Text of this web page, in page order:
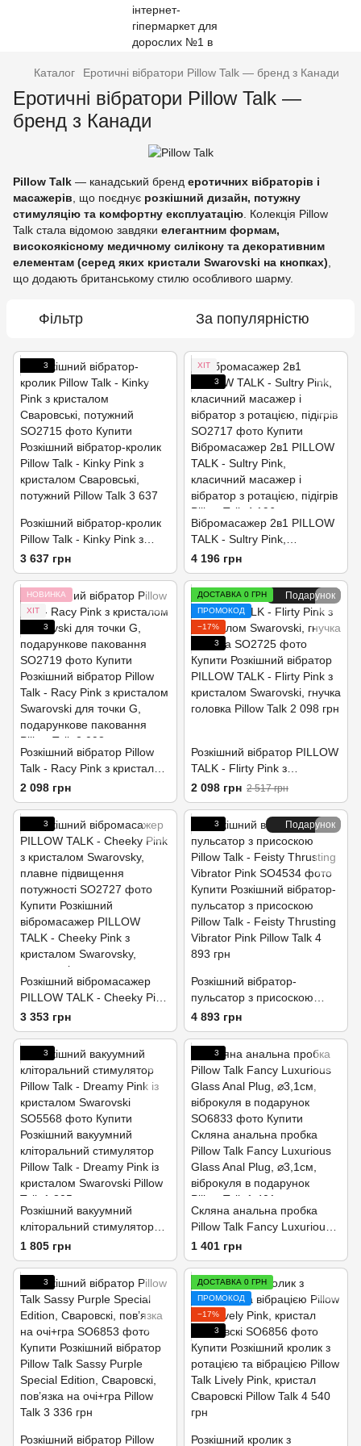
Каталог Еротичні вібратори Pillow Talk — бренд з Канади
Еротичні вібратори Pillow Talk —
бренд з Канади
Pillow Talk — канадський бренд еротичних вібраторів і
масажерів, що поєднує розкішний дизайн, потужну
стимуляцію та комфортну експлуатацію. Колекція Pillow
Talk стала відомою завдяки елегантним формам,
високоякісному медичному силікону та декоративним
елементам (серед яких кристали Swarovski на кнопках),
що додають британському стилю особливого шарму.
Фільтр За популярністю
3
Розкішний вібратор-кролик
Pillow Talk - Kinky Pink з
кристалом Сваровські,
потужний
3 637 грн
ХІТ
3
Вібромасажер 2в1 PILLOW
TALK - Sultry Pink,
класичний масажер і
вібратор з ротацією, підігрів
4 196 грн
НОВИНКА
ХІТ
3
Розкішний вібратор Pillow
Talk - Racy Pink з кристалом
Swarovski для точки G,
подарункове паковання
2 098 грн
Подарунок
ДОСТАВКА 0 ГРН
ПРОМОКОД
−17%
3
Розкішний вібратор PILLOW
TALK - Flirty Pink з
кристалом Swarovski, гнучка
головка
2 098 грн 2 517 грн
3
Розкішний вібромасажер
PILLOW TALK - Cheeky Pink
з кристалом Swarovsky,
плавне підвищення
потужності
3 353 грн
Подарунок
3
Розкішний вібратор-
пульсатор з присоскою
Pillow Talk - Feisty Thrusting
Vibrator Pink
4 893 грн
3
Розкішний вакуумний
кліторальний стимулятор
Pillow Talk - Dreamy Pink із
кристалом Swarovski
1 805 грн
3
Скляна анальна пробка
Pillow Talk Fancy Luxurious
Glass Anal Plug, ⌀3,1см,
віброкуля в подарунок
1 401 грн
3
Розкішний вібратор Pillow
ДОСТАВКА 0 ГРН
ПРОМОКОД
−17%
3
Розкішний кролик з